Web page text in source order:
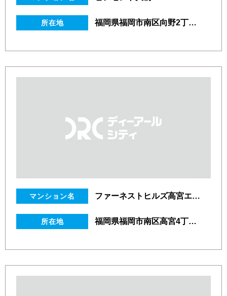
所在地 福岡県福岡市南区向野2丁目1番18号
マンション名 ファーネストヒルズ高宮エステルノ
所在地 福岡県福岡市南区高宮4丁目16番24号